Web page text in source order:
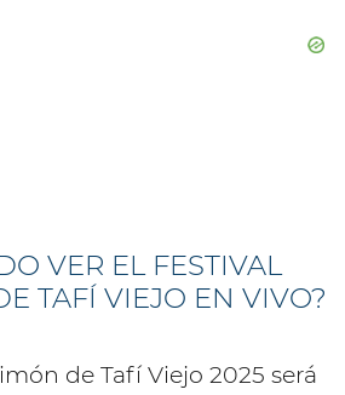
VER EL FESTIVAL
TAFÍ VIEJO EN VIVO?
de Tafí Viejo 2025 será